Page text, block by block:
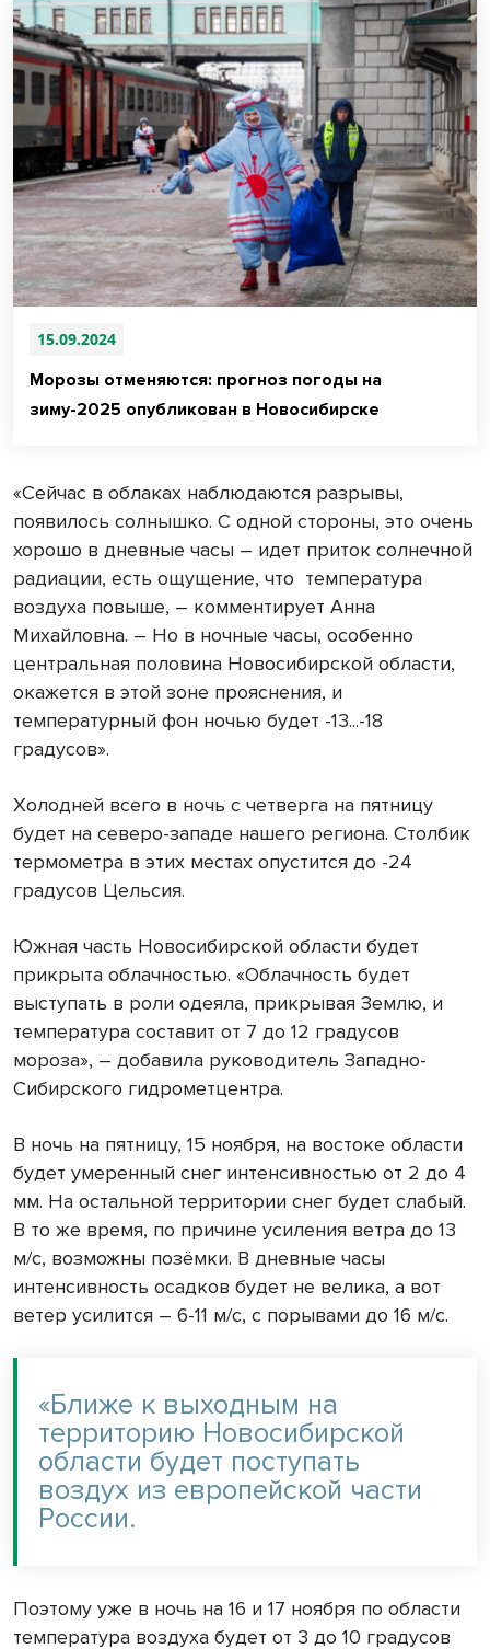
15.09.2024
Морозы отменяются: прогноз погоды на
зиму-2025 опубликован в Новосибирске
«Сейчас в облаках наблюдаются разрывы,
появилось солнышко. С одной стороны, это очень
хорошо в дневные часы – идет приток солнечной
радиации, есть ощущение, что температура
воздуха повыше, – комментирует Анна
Михайловна. – Но в ночные часы, особенно
центральная половина Новосибирской области,
окажется в этой зоне прояснения, и
температурный фон ночью будет -13...-18
градусов».
Холодней всего в ночь с четверга на пятницу
будет на северо-западе нашего региона. Столбик
термометра в этих местах опустится до -24
градусов Цельсия.
Южная часть Новосибирской области будет
прикрыта облачностью. «Облачность будет
выступать в роли одеяла, прикрывая Землю, и
температура составит от 7 до 12 градусов
мороза», – добавила руководитель Западно-
Сибирского гидрометцентра.
В ночь на пятницу, 15 ноября, на востоке области
будет умеренный снег интенсивностью от 2 до 4
мм. На остальной территории снег будет слабый.
В то же время, по причине усиления ветра до 13
м/с, возможны позёмки. В дневные часы
интенсивность осадков будет не велика, а вот
ветер усилится – 6-11 м/с, с порывами до 16 м/с.
«Ближе к выходным на
территорию Новосибирской
области будет поступать
воздух из европейской части
России.
Поэтому уже в ночь на 16 и 17 ноября по области
температура воздуха будет от 3 до 10 градусов